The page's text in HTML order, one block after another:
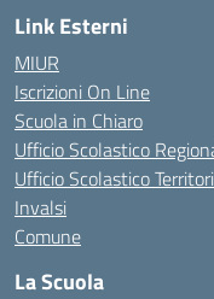
Link Esterni
MIUR
Iscrizioni On Line
Scuola in Chiaro
Ufficio Scolastico
Ufficio Scolastico
Invalsi
Comune
La Scuola